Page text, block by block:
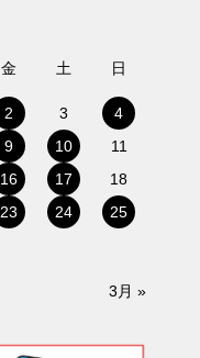
金 土 日
2 3
4
9 10
11
16 17
18
23 24
25
3月 »